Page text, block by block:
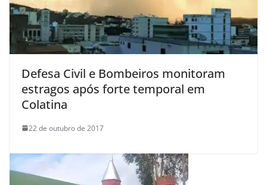
Defesa Civil e Bombeiros monitoram
estragos após forte temporal em
Colatina
22 de outubro de 2017